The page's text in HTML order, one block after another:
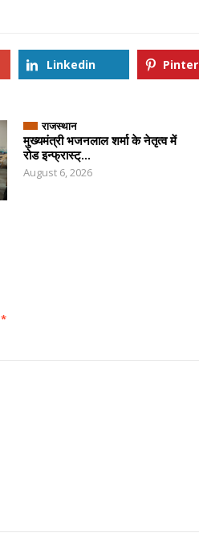
Linkedin
राजस्थान
मुख्यमंत्री भजनलाल शर्मा के नेतृत्व में
रोड इन्फ्रास्ट्...
August 6, 2026
*